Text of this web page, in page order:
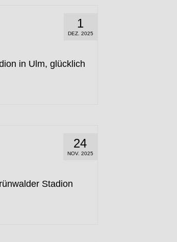
1
DEZ. 2025
in Ulm, glücklich
24
NOV. 2025
Stadion